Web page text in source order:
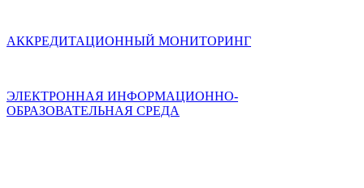
АККРЕДИТАЦИОННЫЙ МОНИТОРИНГ
ЭЛЕКТРОННАЯ ИНФОРМАЦИОННО-
ОБРАЗОВАТЕЛЬНАЯ СРЕДА